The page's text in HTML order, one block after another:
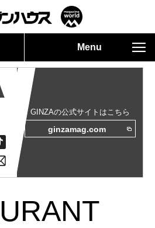
Menu
GINZAの公式サイトはこちら
ginzamag.com